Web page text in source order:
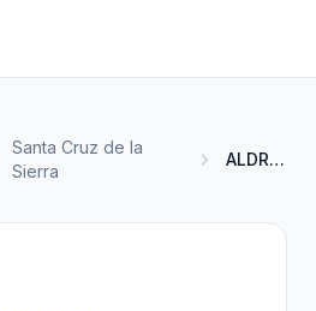
Santa Cruz de la
Sierra
ALDRAS